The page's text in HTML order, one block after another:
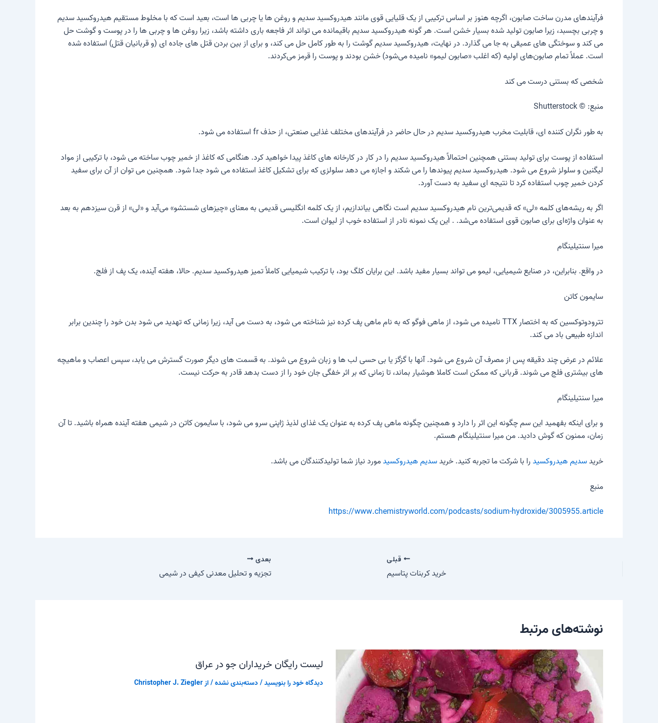
فرآیندهای مدرن ساخت صابون، اگرچه هنوز بر اساس ترکیبی از یک قلیایی قوی مانند هیدروکسید سدیم و روغن ها یا چربی ها است، بعید است که با مخلوط مستقیم هیدروکسید سدیم
و چربی بچسبد، زیرا صابون تولید شده بسیار خشن است. هر گونه هیدروکسید سدیم باقیمانده می تواند اثر فاجعه باری داشته باشد، زیرا روغن ها و چربی ها را در پوست و گوشت حل
می کند و سوختگی های عمیقی به جا می گذارد. در نهایت، هیدروکسید سدیم گوشت را به طور کامل حل می کند، و برای از بین بردن قتل های جاده ای (و قربانیان قتل) استفاده شده
است. عملاً تمام صابون‌های اولیه (که اغلب «صابون لیمو» نامیده می‌شود) خشن بودند و پوست را قرمز می‌کردند.
شخصی که بستنی درست می کند
منبع: © Shutterstock
به طور نگران کننده ای، قابلیت مخرب هیدروکسید سدیم در حال حاضر در فرآیندهای مختلف غذایی صنعتی، از حذف fr استفاده می شود.
استفاده از پوست برای تولید بستنی همچنین احتمالاً هیدروکسید سدیم را در کار در کارخانه های کاغذ پیدا خواهید کرد. هنگامی که کاغذ از خمیر چوب ساخته می شود، با ترکیبی از مواد
لیگنین و سلولز شروع می شود. هیدروکسید سدیم پیوندها را می شکند و اجازه می دهد سلولزی که برای تشکیل کاغذ استفاده می شود جدا شود. همچنین می توان از آن برای سفید
کردن خمیر چوب استفاده کرد تا نتیجه ای سفید به دست آورد.
اگر به ریشه‌های کلمه «لی» که قدیمی‌ترین نام هیدروکسید سدیم است نگاهی بیاندازیم، از یک کلمه انگلیسی قدیمی به معنای «چیزهای شستشو» می‌آید و «لی» از قرن سیزدهم به بعد
به عنوان واژه‌ای برای صابون قوی استفاده می‌شد. . این یک نمونه نادر از استفاده خوب از لیوان است.
میرا سنتیلینگام
در واقع. بنابراین، در صنایع شیمیایی، لیمو می تواند بسیار مفید باشد. این برایان کلگ بود، با ترکیب شیمیایی کاملاً تمیز هیدروکسید سدیم. حالا، هفته آینده، یک پف از فلج.
سایمون کاتن
تترودوتوکسین که به اختصار TTX نامیده می شود، از ماهی فوگو که به نام ماهی پف کرده نیز شناخته می شود، به دست می آید، زیرا زمانی که تهدید می شود بدن خود را چندین برابر
اندازه طبیعی باد می کند.
علائم در عرض چند دقیقه پس از مصرف آن شروع می شود. آنها با گزگز یا بی حسی لب ها و زبان شروع می شوند. به قسمت های دیگر صورت گسترش می یابد، سپس اعصاب و ماهیچه
های بیشتری فلج می شوند. قربانی که ممکن است کاملا هوشیار بماند، تا زمانی که بر اثر خفگی جان خود را از دست بدهد قادر به حرکت نیست.
میرا سنتیلینگام
و برای اینکه بفهمید این سم چگونه این اثر را دارد و همچنین چگونه ماهی پف کرده به عنوان یک غذای لذیذ ژاپنی سرو می شود، با سایمون کاتن در شیمی هفته آینده همراه باشید. تا آن
زمان، ممنون که گوش دادید. من میرا سنتیلینگام هستم.
خریدسدیم هیدروکسیدرا با شرکت ما تجربه کنید. خریدسدیم هیدروکسیدمورد نیاز شما تولیدکنندگان می باشد.
منبع
https://www.chemistryworld.com/podcasts/sodium-hydroxide/3005955.article
قبلی
خرید کربنات پتاسیم
بعدی
تجزیه و تحلیل معدنی کیفی در شیمی
نوشته‌های مرتبط
لیست رایگان خریداران جو در عراق
دیدگاه‌ خود را بنویسید/دسته‌بندی نشده/ ازChristopher J. Ziegler